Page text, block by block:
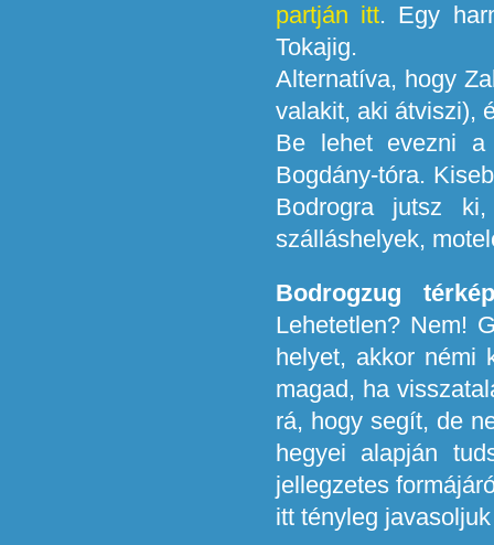
partján itt. Egy
Tokajig.
Alternatíva, hogy
valakit, aki átviszi),
Be lehet evezni
Bogdány-tóra.
Bodrogra jutsz
szálláshelyek,
Bodrogzug
Lehetetlen? Nem!
helyet, akkor némi
magad, ha
rá, hogy segít, de
hegyei alapján
jellegzetes
itt tényleg